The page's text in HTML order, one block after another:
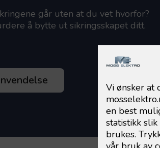
går uten at du vet hvorfor?
å bytte ut sikringsskapet ditt.